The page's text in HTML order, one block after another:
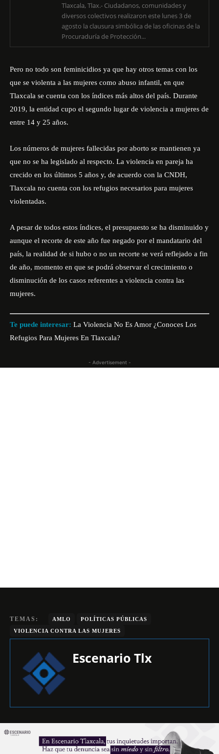
Tlaxcala, Tlax.- Ciudadanos, comunidades y
diversos colectivos realizaron este lunes 3 de
agosto la clausura simbólica de las oficinas de la
Procuraduría de Protección...
Pero no todo son feminicidios ya que hay otros temas con los
que se violenta a las mujeres como abuso infantil, en que
Tlaxcala se cuenta con los índices más altos del país. Durante
2019, la entidad cupo el segundo lugar de violencia a mujeres de
entre 14 y 25 años.
Los números de mujeres fallecidas por aborto se mantienen ya
que no se ha legislado al respecto. La violencia en pareja ha
crecido en los últimos 5 años y, de acuerdo con la CNDH,
Tlaxcala no cuenta con los refugios necesarios para mujeres
violentadas.
A pesar de todos estos índices, el presupuesto se ha disminuido y
aunque el recorte de este año fue negado por el mandatario del
país, la realidad de si hubo o no un recorte se verá reflejado a fin
de año, momento en que se podrá observar el crecimiento o
disminución de los casos referentes a violencia contra las
mujeres.
Te puede interesar: La Violencia No Es Amor ¿Conoces Los
Refugios Para Mujeres En Tlaxcala?
- Advertisement -
TEMAS: AMLO
POLÍTICAS PÚBLICAS
VIOLENCIA CONTRA LAS MUJERES
Escenario Tlx